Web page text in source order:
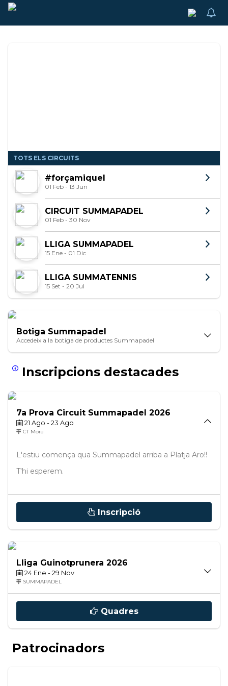
TOTS ELS CIRCUITS
#forçamiquel
01 Feb - 13 Jun
CIRCUIT SUMMAPADEL
01 Feb - 30 Nov
LLIGA SUMMAPADEL
15 Ene - 01 Dic
LLIGA SUMMATENNIS
15 Set - 20 Jul
Botiga Summapadel
Accedeix a la botiga de productes Summapadel
Inscripcions destacades
7a Prova Circuit Summapadel 2026
21 Ago - 23 Ago
CT Mora
L'estiu comença qua Summapadel arriba a Platja Aro!!
T'hi esperem.
Inscripció
Lliga Guinotprunera 2026
24 Ene - 29 Nov
SUMMAPADEL
Obrim inscripcions de la lliga 2026!!
Quadres
Patrocinadors